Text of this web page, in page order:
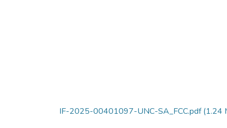
IF-2025-00401097-UNC-SA_FCC.pdf(1.24